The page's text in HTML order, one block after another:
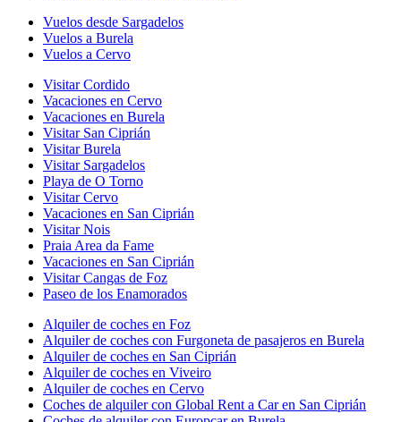
Vuelos desde Sargadelos
Vuelos a Burela
Vuelos a Cervo
Visitar Cordido
Vacaciones en Cervo
Vacaciones en Burela
Visitar San Ciprián
Visitar Burela
Visitar Sargadelos
Playa de O Torno
Visitar Cervo
Vacaciones en San Ciprián
Visitar Nois
Praia Area da Fame
Vacaciones en San Ciprián
Visitar Cangas de Foz
Paseo de los Enamorados
Alquiler de coches en Foz
Alquiler de coches con Furgoneta de pasajeros en Burela
Alquiler de coches en San Ciprián
Alquiler de coches en Viveiro
Alquiler de coches en Cervo
Coches de alquiler con Global Rent a Car en San Ciprián